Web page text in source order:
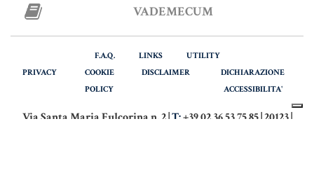
STRANIERI IN ITALIA
VERIFICA FIRMA DIGITALE
VADEMECUM
F.A.Q. LINKS
UTILITY
PRIVACY
COOKIE
POLICY
DISCLAIMER
DICHIARAZIONE
ACCESSIBILITA'
Via Santa Maria Fulcorina n. 2 |T:+39 02.36.53.75.85 | 20123 |